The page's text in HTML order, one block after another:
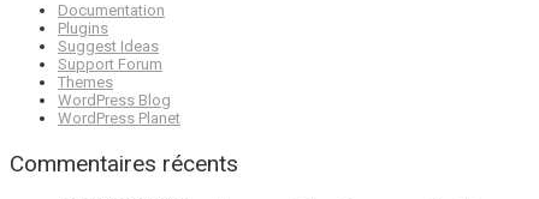
Documentation
Plugins
Suggest Ideas
Support Forum
Themes
WordPress Blog
WordPress Planet
Commentaires récents